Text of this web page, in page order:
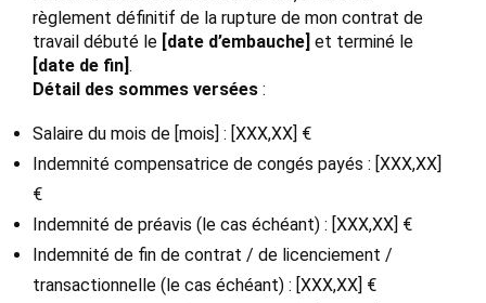
règlement définitif de la rupture de mon contrat de
travail débuté le [date d’embauche] et terminé le
[date de fin] .
Détail des sommes versées :
Salaire du mois de [mois] : [XXX,XX] €
Indemnité compensatrice de congés payés : [XXX,XX]
€
Indemnité de préavis (le cas échéant) : [XXX,XX] €
Indemnité de fin de contrat / de licenciement /
transactionnelle (le cas échéant) : [XXX,XX] €